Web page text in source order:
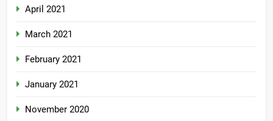
April 2021
March 2021
February 2021
January 2021
November 2020